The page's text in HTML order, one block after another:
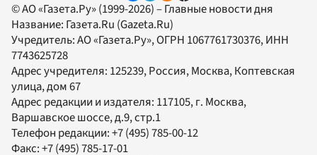
© АО «Газета.Ру» (1999-2026) – Главные новости дня
Название: Газета.Ru (Gazeta.Ru)
Учредитель:АО «Газета.Ру», ОГРН 1067761730376, ИНН
7743625728
Адрес учредителя: 125239, Россия, Москва, Коптевская
улица, дом 67
Адрес редакции и издателя: 117105, г. Москва,
Варшавское шоссе, д.9, стр.1
Телефон редакции:+7 (495) 785-00-12
Факс:+7 (495) 785-17-01